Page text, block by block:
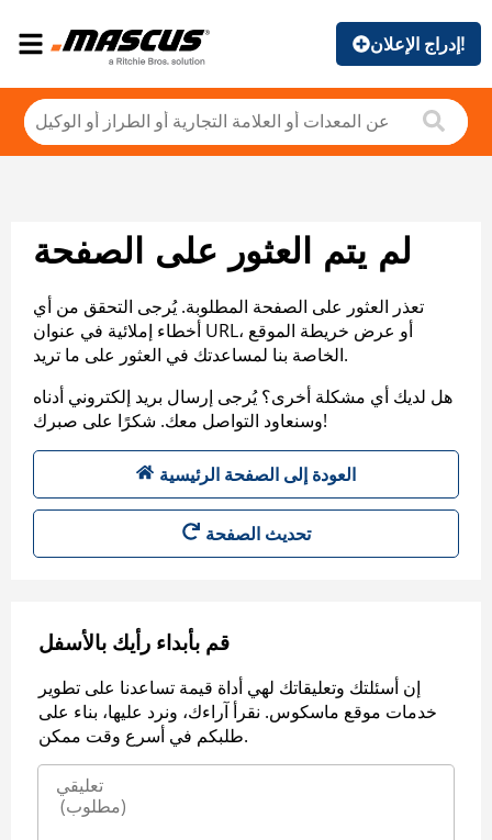
إدراج الإعلان!
لم يتم العثور على الصفحة
تعذر العثور على الصفحة المطلوبة. يُرجى التحقق من أي
أخطاء إملائية في عنوان URL، أو عرض خريطة الموقع
الخاصة بنا لمساعدتك في العثور على ما تريد.
هل لديك أي مشكلة أخرى؟ يُرجى إرسال بريد إلكتروني أدناه
وسنعاود التواصل معك. شكرًا على صبرك!
العودة إلى الصفحة الرئيسية
تحديث الصفحة
قم بأبداء رأيك بالأسفل
إن أسئلتك وتعليقاتك لهي أداة قيمة تساعدنا على تطوير
خدمات موقع ماسكوس. نقرأ آراءك، ونرد عليها، بناء على
طلبكم في أسرع وقت ممكن.